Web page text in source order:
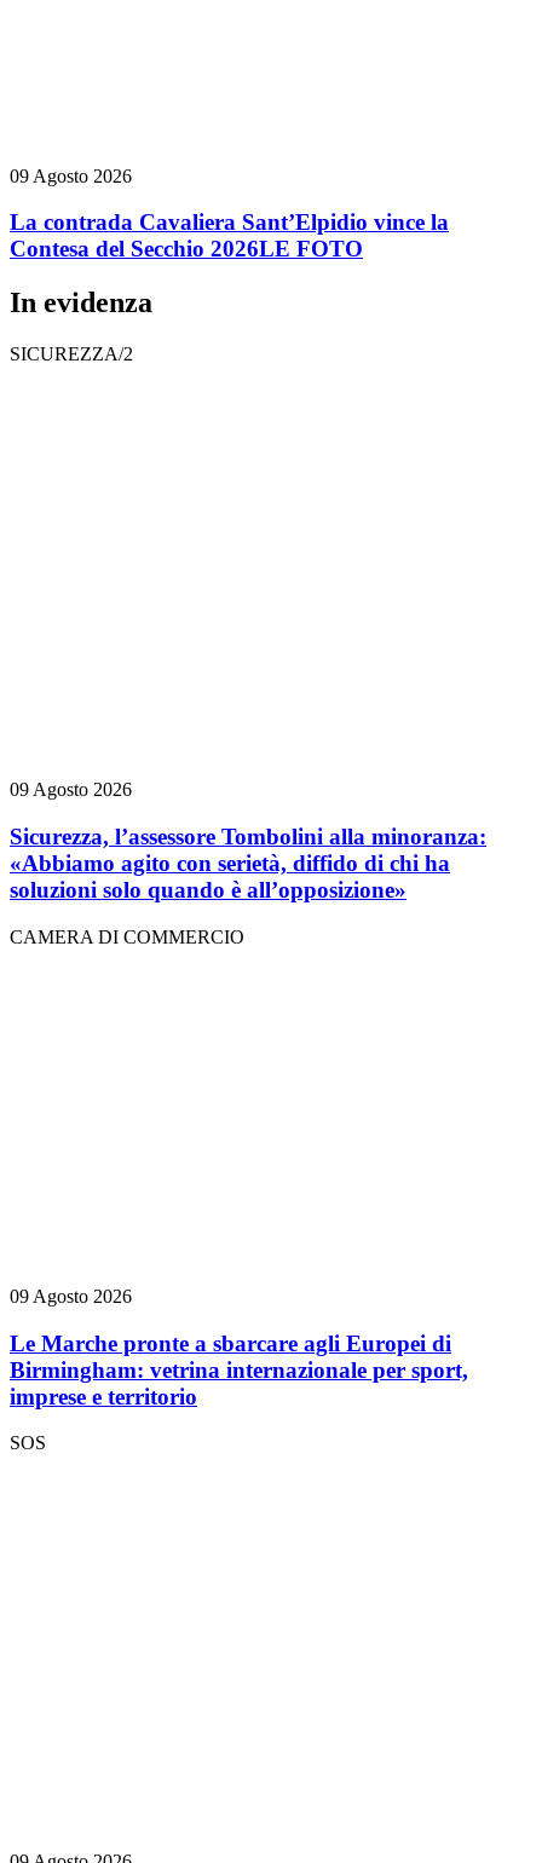
09 Agosto 2026
La contrada Cavaliera Sant’Elpidio vince la
Contesa del Secchio 2026LE FOTO
In evidenza
SICUREZZA/2
09 Agosto 2026
Sicurezza, l’assessore Tombolini alla minoranza:
«Abbiamo agito con serietà, diffido di chi ha
soluzioni solo quando è all’opposizione»
CAMERA DI COMMERCIO
09 Agosto 2026
Le Marche pronte a sbarcare agli Europei di
Birmingham: vetrina internazionale per sport,
imprese e territorio
SOS